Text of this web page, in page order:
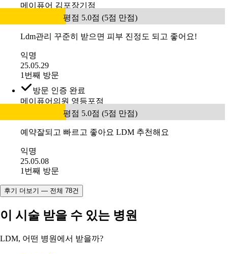
메이퓨어 김포장기점
평점 5.0점 (5점 만점)
Ldm관리 꾸준히 받으면 피부 진정도 되고 좋어요!
익명
25.05.29
1번째 방문
방문 인증 완료
메이퓨어의원 영등포점
평점 5.0점 (5점 만점)
예약잘되고 빠르고 좋아요 LDM 추천해요
익명
25.05.08
1번째 방문
후기 더보기 — 전체 78건
이 시술 받을 수 있는 병원
LDM, 어떤 병원에서 받을까?